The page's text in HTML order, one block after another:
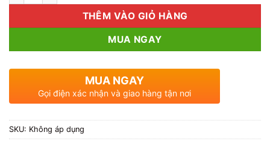
THÊM VÀO GIỎ HÀNG
MUA NGAY
MUA NGAY
Gọi điện xác nhận và giao hàng tận nơi
SKU: Không áp dụng